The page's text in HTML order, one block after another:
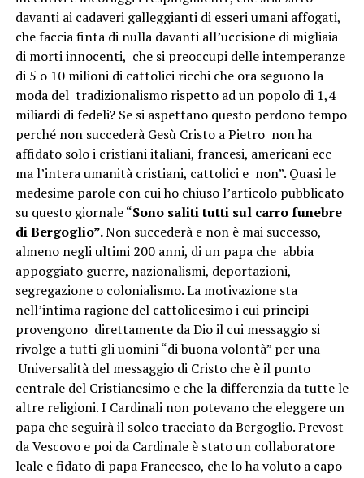
davanti ai cadaveri galleggianti di esseri umani affogati,
che faccia finta di nulla davanti all’uccisione di migliaia
di morti innocenti, che si preoccupi delle intemperanze
di 5 o 10 milioni di cattolici ricchi che ora seguono la
moda del tradizionalismo rispetto ad un popolo di 1,4
miliardi di fedeli? Se si aspettano questo perdono tempo
perché non succederà Gesù Cristo a Pietro non ha
affidato solo i cristiani italiani, francesi, americani ecc
ma l’intera umanità cristiani, cattolici e non”. Quasi le
medesime parole con cui ho chiuso l’articolo pubblicato
su questo giornale “Sono saliti tutti sul carro funebre
di Bergoglio”.Non succederà e non è mai successo,
almeno negli ultimi 200 anni, di un papa che abbia
appoggiato guerre, nazionalismi, deportazioni,
segregazione o colonialismo. La motivazione sta
nell’intima ragione del cattolicesimo i cui principi
provengono direttamente da Dio il cui messaggio si
rivolge a tutti gli uomini “di buona volontà” per una
Universalità del messaggio di Cristo che è il punto
centrale del Cristianesimo e che la differenzia da tutte le
altre religioni. I Cardinali non potevano che eleggere un
papa che seguirà il solco tracciato da Bergoglio. Prevost
da Vescovo e poi da Cardinale è stato un collaboratore
leale e fidato di papa Francesco, che lo ha voluto a capo